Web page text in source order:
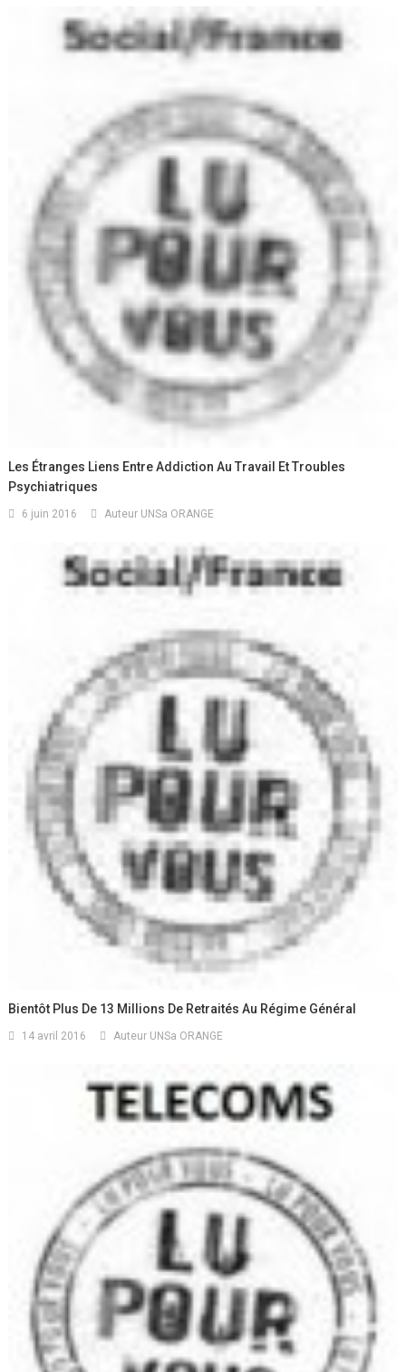
Les Étranges Liens Entre Addiction Au Travail Et Troubles
Psychiatriques
6 juin 2016 Auteur UNSa ORANGE
Bientôt Plus De 13 Millions De Retraités Au Régime Général
14 avril 2016 Auteur UNSa ORANGE